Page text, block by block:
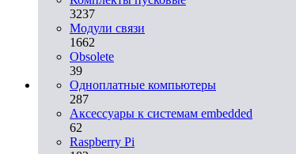
3237
Модули связи
1662
Obsolete
39
Одноплатные компьютеры
287
Аксессуары к системам embedded
62
Raspberry Pi